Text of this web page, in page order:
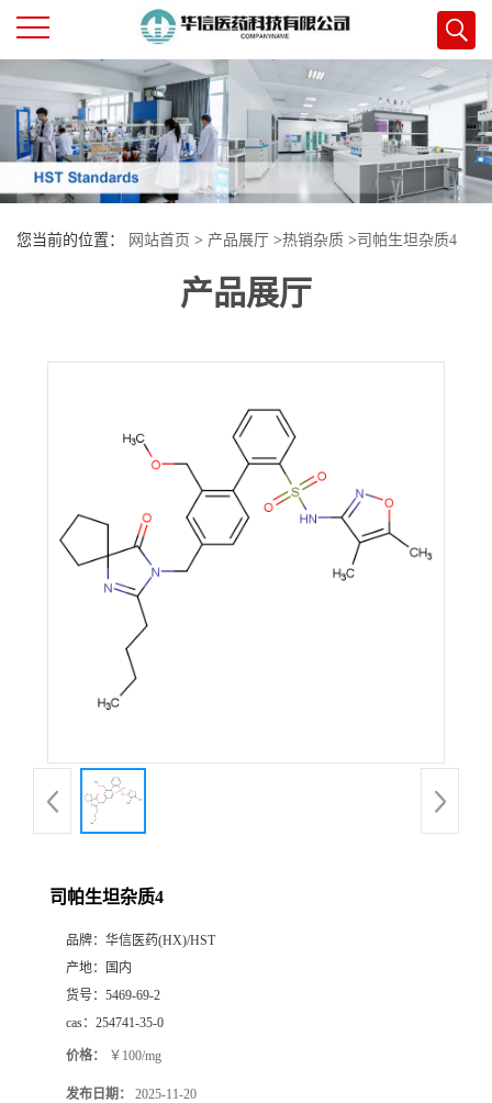
公
司
首
页
司
书
您当前的位置： 网站首页 > 产品展厅 >热销杂质 >司帕生坦杂质4
产品展厅
司帕生坦杂质4
品牌： 华信医药(HX)/HST
产地：
国内
货号： 5469-69-2
cas： 254741-35-0
价格： ￥100/mg
发布日期： 2025-11-20